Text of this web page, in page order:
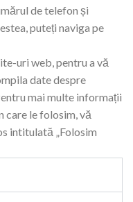
de telefon și
puteți naviga pe
uri web, pentru a vă
date despre
mai multe informații
care le folosim, vă
intitulată „Folosim